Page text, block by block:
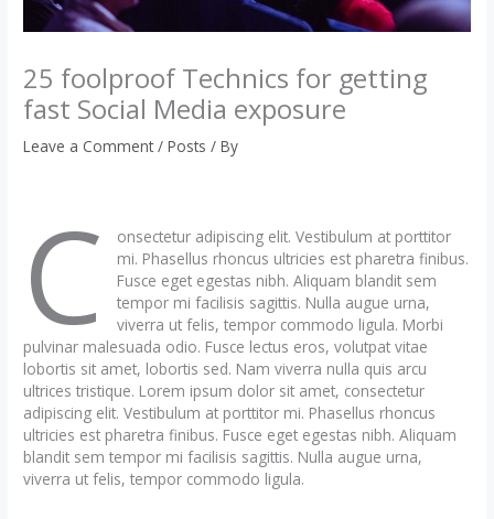
25 foolproof Technics for getting
fast Social Media exposure
Leave a Comment /Posts / By
C
onsectetur adipiscing elit. Vestibulum at porttitor
mi. Phasellus rhoncus ultricies est pharetra finibus.
Fusce eget egestas nibh. Aliquam blandit sem
tempor mi facilisis sagittis. Nulla augue urna,
viverra ut felis, tempor commodo ligula. Morbi
pulvinar malesuada odio. Fusce lectus eros, volutpat vitae
lobortis sit amet, lobortis sed. Nam viverra nulla quis arcu
ultrices tristique. Lorem ipsum dolor sit amet, consectetur
adipiscing elit. Vestibulum at porttitor mi. Phasellus rhoncus
ultricies est pharetra finibus. Fusce eget egestas nibh. Aliquam
blandit sem tempor mi facilisis sagittis. Nulla augue urna,
viverra ut felis, tempor commodo ligula.